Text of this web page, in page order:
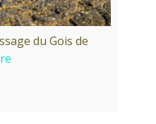
du Gois de